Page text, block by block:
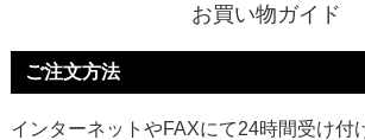
お買い物ガイド
ご注文方法
インターネットやFAXにて24時間受け付